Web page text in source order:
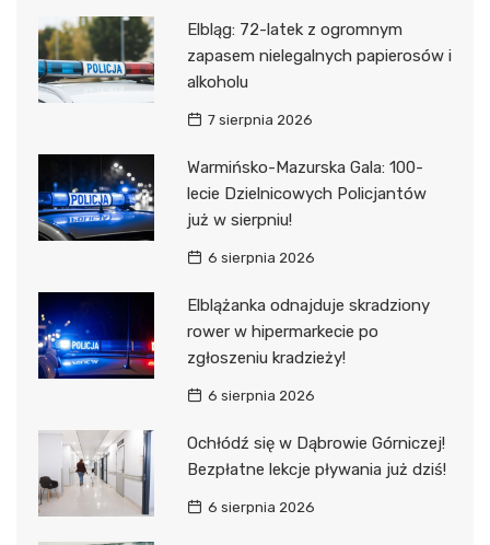
Elbląg: 72-latek z ogromnym
zapasem nielegalnych papierosów i
alkoholu
7 sierpnia 2026
Warmińsko-Mazurska Gala: 100-
lecie Dzielnicowych Policjantów
już w sierpniu!
6 sierpnia 2026
Elblążanka odnajduje skradziony
rower w hipermarkecie po
zgłoszeniu kradzieży!
6 sierpnia 2026
Ochłódź się w Dąbrowie Górniczej!
Bezpłatne lekcje pływania już dziś!
6 sierpnia 2026